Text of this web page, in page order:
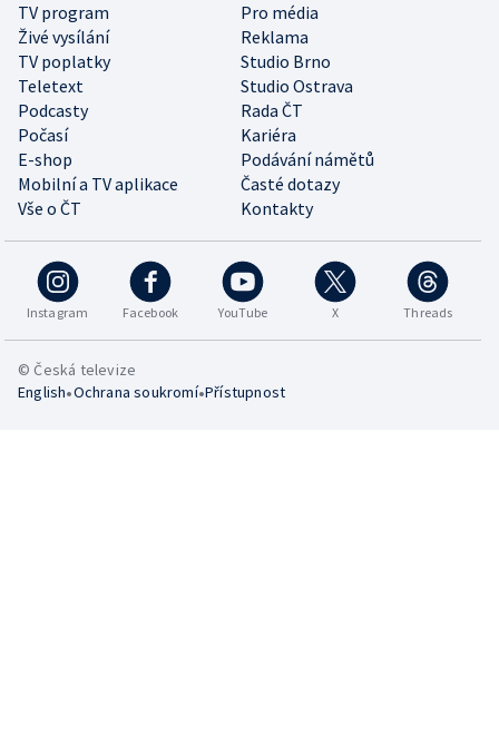
TV program
Pro média
Živé vysílání
Reklama
TV poplatky
Studio Brno
Teletext
Studio Ostrava
Podcasty
Rada ČT
Počasí
Kariéra
E-shop
Podávání námětů
Mobilní a TV aplikace
Časté dotazy
Vše o ČT
Kontakty
Instagram Facebook YouTube X Threads
© Česká televize
English•Ochrana soukromí•Přístupnost